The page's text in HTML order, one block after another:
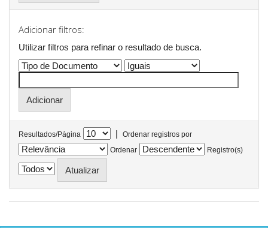
Adicionar filtros:
Utilizar filtros para refinar o resultado de busca.
Resultados/Página |
Ordenar registros por
Ordenar
Registro(s)